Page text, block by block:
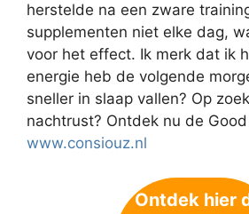
herstelde na een zware
supplementen niet elke dag,
voor het effect. Ik merk dat ik
energie heb de volgende
sneller in slaap vallen? Op
nachtrust? Ontdek nu de
www.consiouz.nl
Ontdek hier